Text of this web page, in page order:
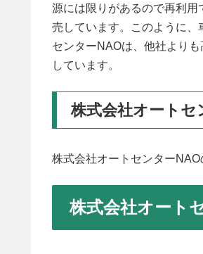
源には限りがあるので再利
売しています。このように、
センターNAOは、他社より
しています。
株式会社オート
株式会社オートセンターNAO
株式会社オート